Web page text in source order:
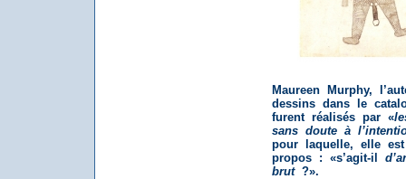
Maureen Murphy,
dessins dans le
furent réalisés par «
sans doute à
pour laquelle, elle
propos : «s’agit-il
brut ?».